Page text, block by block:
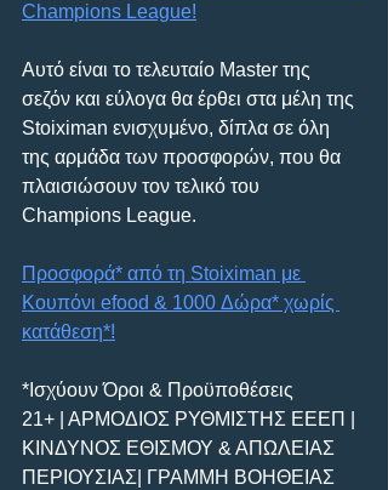
Champions League!
Αυτό είναι το τελευταίο Master της
σεζόν και εύλογα θα έρθει στα μέλη της
Stoiximan ενισχυμένο, δίπλα σε όλη
της αρμάδα των προσφορών, που θα
πλαισιώσουν τον τελικό του
Champions League.
Προσφορά* από τη Stoiximan με
Κουπόνι efood & 1000 Δώρα* χωρίς
κατάθεση*!
*Ισχύουν Όροι & Προϋποθέσεις
21+ | ΑΡΜΟΔΙΟΣ ΡΥΘΜΙΣΤΗΣ ΕΕΕΠ |
ΚΙΝΔΥΝΟΣ ΕΘΙΣΜΟΥ & ΑΠΩΛΕΙΑΣ
ΠΕΡΙΟΥΣΙΑΣ| ΓΡΑΜΜΗ ΒΟΗΘΕΙΑΣ